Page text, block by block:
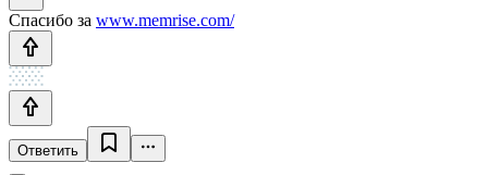
Спасибо за www.memrise.com/
Ответить